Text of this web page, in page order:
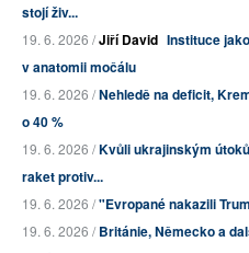
stojí živ...
19. 6. 2026 /Jiří David Instituce
v anatomii močálu
19. 6. 2026 /Nehledě na deficit,
o 40 %
19. 6. 2026 /Kvůli ukrajinským
raket protiv...
19. 6. 2026 /"Evropané nakazili
19. 6. 2026 /Británie, Německo a